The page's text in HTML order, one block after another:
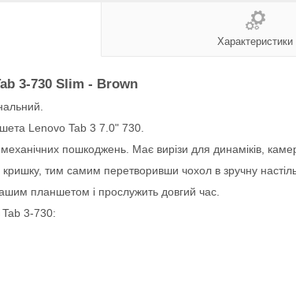
Характеристики
3-730 Slim - Brown
Lenovo Tab 3 7.0" 730.
пошкоджень. Має вирізи для динаміків,
тим самим перетворивши чохол в зручну
планшетом і прослужить довгий час.
Tab 3-730: